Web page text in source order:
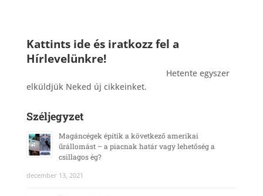
Kattints ide és iratkozz fel a
Hírlevelünkre!
Hetente egyszer
elküldjük Neked új cikkeinket.
Széljegyzet
Magáncégek építik a következő amerikai
űrállomást – a piacnak határ vagy lehetőség a
csillagos ég?
december 13, 2021